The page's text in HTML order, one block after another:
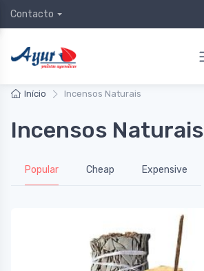
Contacto
Início Incensos Naturais
Incensos Naturais
Popular Cheap Expensive